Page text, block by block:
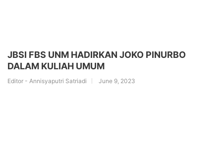
JBSI FBS UNM HADIRKAN JOKO PINURBO
DALAM KULIAH UMUM
Editor - Annisyaputri Satriadi June 9, 2023